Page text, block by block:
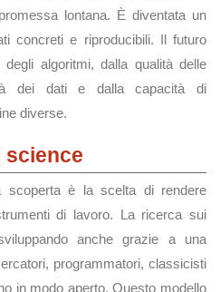
lontana. È diventata un
concreti e riproducibili. Il futuro
algoritmi, dalla qualità delle
dei dati e dalla capacità di
diverse.
science
scoperta è la scelta di rendere
di lavoro. La ricerca sui
anche grazie a una
programmatori, classicisti
in modo aperto. Questo modello